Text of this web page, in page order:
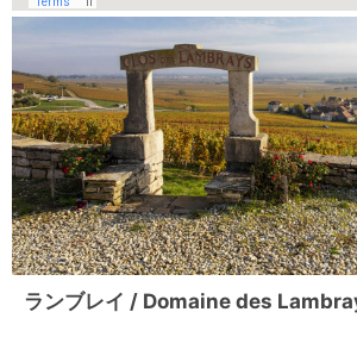
ランブレイ / Domaine des